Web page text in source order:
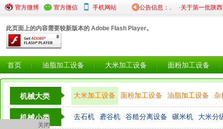
官方微博 官方微信 手机网站 公告信息：·关于第一批陕西省
此页面上的内容需要较新版本的 Adobe Flash Player。
首页 油脂加工设备 大米加工设备 面粉加工设备
机械大类 大米加工设备 面粉加工设备 油脂加工设备 杂
粮油检测仪器设备
机械小类 去石机 砻谷机 谷糙分离设备 碾米机 大米分
关闭